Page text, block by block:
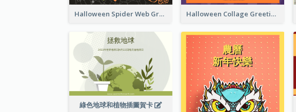
Halloween Spider Web Greeting Card Halloween Collage Greeting Card
綠色地球和植物插圖賀卡